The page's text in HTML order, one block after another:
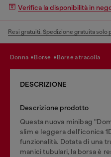
Verifica la disponibilità in
Resi gratuiti. Spedizione gratuita solo
donna borse borse a tracolla
DESCRIZIONE
Descrizione prodotto
Questa nuova minibag
slim e leggera dell'iconica
funzionalità. Dotata di una
manici tubulari, la borsa è